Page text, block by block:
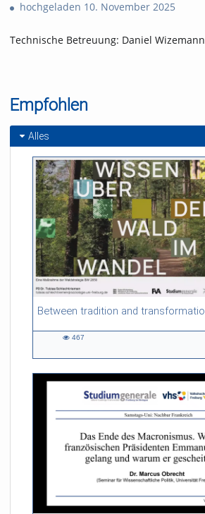
hochgeladen 10. November 2025
Technische Betreuung: Daniel Wizemann
Empfohlen
Alles
54:13 duration
467